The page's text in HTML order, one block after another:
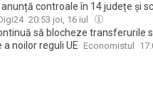
anunță controale în 14 județe și
20:53 joi, 16 iul
să blocheze transferurile
a noilor reguli UE
Economistul